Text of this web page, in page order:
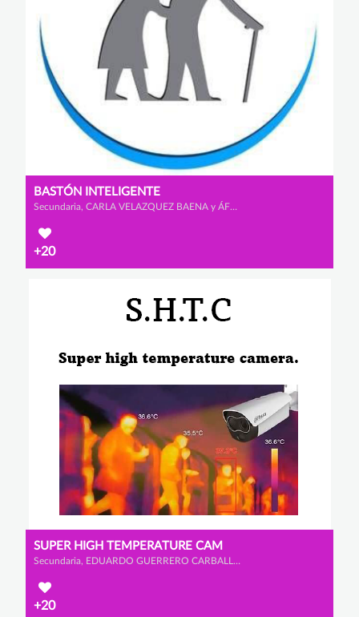
BASTÓN INTELIGENTE
Secundaria, CARLA VELAZQUEZ BAENA y ÁFRICA MORALES VISCASILLAS
+20
SUPER HIGH TEMPERATURE CAM
Secundaria, EDUARDO GUERRERO CARBALLO, ALEJANDRO CALLEJA GALVÁN y CHRISTIAN GARCÍA BASTARDO
+20